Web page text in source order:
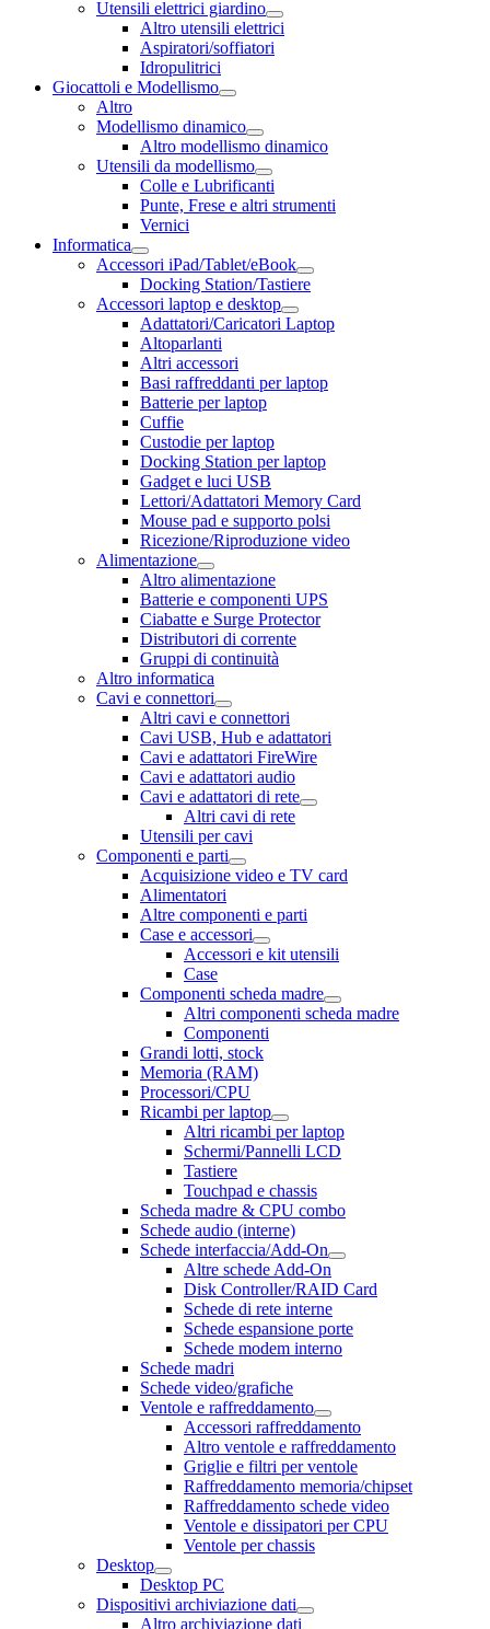
Utensili elettrici giardino
Altro utensili elettrici
Aspiratori/soffiatori
Idropulitrici
Giocattoli e Modellismo
Altro
Modellismo dinamico
Altro modellismo dinamico
Utensili da modellismo
Colle e Lubrificanti
Punte, Frese e altri strumenti
Vernici
Informatica
Accessori iPad/Tablet/eBook
Docking Station/Tastiere
Accessori laptop e desktop
Adattatori/Caricatori Laptop
Altoparlanti
Altri accessori
Basi raffreddanti per laptop
Batterie per laptop
Cuffie
Custodie per laptop
Docking Station per laptop
Gadget e luci USB
Lettori/Adattatori Memory Card
Mouse pad e supporto polsi
Ricezione/Riproduzione video
Alimentazione
Altro alimentazione
Batterie e componenti UPS
Ciabatte e Surge Protector
Distributori di corrente
Gruppi di continuità
Altro informatica
Cavi e connettori
Altri cavi e connettori
Cavi USB, Hub e adattatori
Cavi e adattatori FireWire
Cavi e adattatori audio
Cavi e adattatori di rete
Altri cavi di rete
Utensili per cavi
Componenti e parti
Acquisizione video e TV card
Alimentatori
Altre componenti e parti
Case e accessori
Accessori e kit utensili
Case
Componenti scheda madre
Altri componenti scheda madre
Componenti
Grandi lotti, stock
Memoria (RAM)
Processori/CPU
Ricambi per laptop
Altri ricambi per laptop
Schermi/Pannelli LCD
Tastiere
Touchpad e chassis
Scheda madre & CPU combo
Schede audio (interne)
Schede interfaccia/Add-On
Altre schede Add-On
Disk Controller/RAID Card
Schede di rete interne
Schede espansione porte
Schede modem interno
Schede madri
Schede video/grafiche
Ventole e raffreddamento
Accessori raffreddamento
Altro ventole e raffreddamento
Griglie e filtri per ventole
Raffreddamento memoria/chipset
Raffreddamento schede video
Ventole e dissipatori per CPU
Ventole per chassis
Desktop
Desktop PC
Dispositivi archiviazione dati
Altro archiviazione dati